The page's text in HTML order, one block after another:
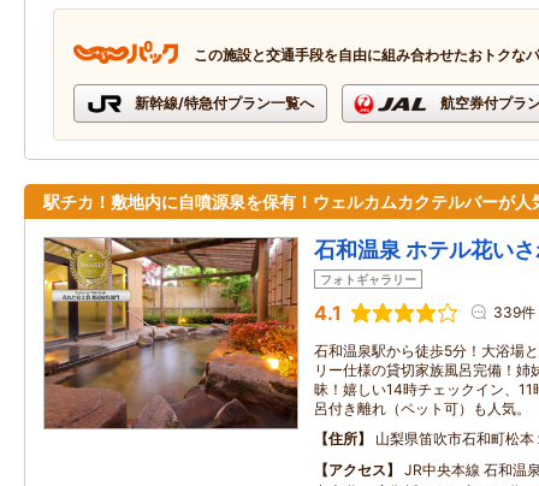
この施設と交通手段を自由に組み合わせたおトクな
新幹線/特急付プラン一覧へ 航空券付プラ
駅チカ！敷地内に自噴源泉を保有！ウェルカムカクテルバーが人
石和温泉 ホテル花い
フォトギャラリー
4.1 339件
石和温泉駅から徒歩5分！大浴場
リー仕様の貸切家族風呂完備！姉
昧！嬉しい14時チェックイン、
呂付き離れ（ペット可）も人気。
住所
山梨県笛吹市石和町松本
アクセス
JR中央本線 石和温